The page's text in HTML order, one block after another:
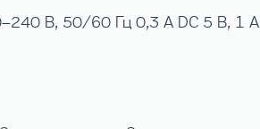
В, 50/60 Гц 0,3 A DС 5 В, 1 А